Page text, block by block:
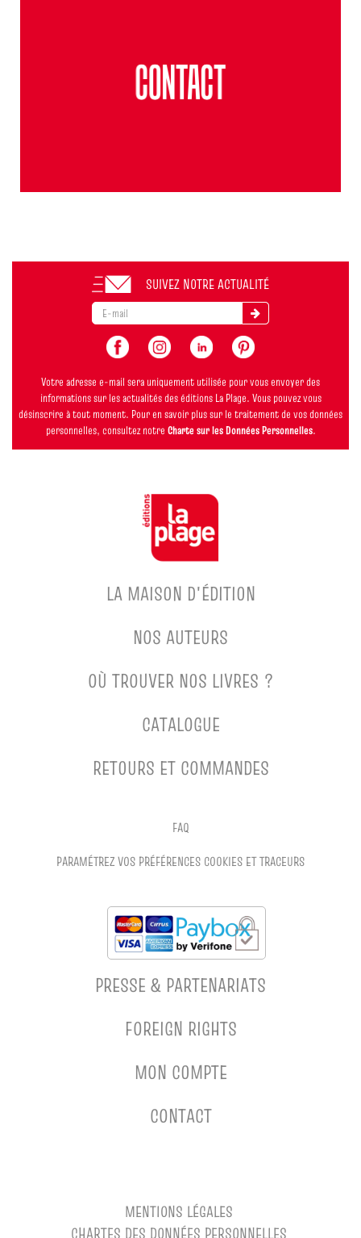
SUIVEZ NOTRE ACTUALITÉ
Votre adresse e-mail sera uniquement utilisée pour vous envoyer des
informations sur les actualités des éditions La Plage. Vous pouvez vous
désinscrire à tout moment. Pour en savoir plus sur le traitement de vos données
personnelles, consultez notre Charte sur les Données Personnelles.
LA MAISON D'ÉDITION
NOS AUTEURS
OÙ TROUVER NOS LIVRES ?
CATALOGUE
RETOURS ET COMMANDES
FAQ
PARAMÉTREZ VOS PRÉFÉRENCES COOKIES ET TRACEURS
PRESSE & PARTENARIATS
FOREIGN RIGHTS
MON COMPTE
CONTACT
MENTIONS LÉGALES
CHARTES DES DONNÉES PERSONNELLES